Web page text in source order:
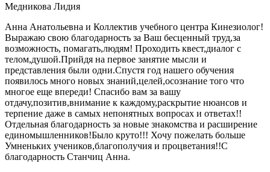
Медникова Лидия
Анна Анатольевна и Коллектив учебного центра Кинезиолог!
Выражаю свою благодарность за Ваш бесценный труд,за
возможность, помагать,людям! Проходить квест,диалог с
телом,душой.Прийдя на первое занятие мысли и
представления были одни.Спустя год нашего обучения
появилось много новых знаний,целей,осознание того что
многое еще впереди! Спасибо вам за вашу
отдачу,позитив,внимание к каждому,раскрытие нюансов и
терпение даже в самых непонятных вопросах и ответах!!
Отдельная благодарность за новые знакомства и расширение
единомышленников!Было круто!!! Хочу пожелать больше
Умненьких учеников,благополучия и процветания!!С
благодарность Станчиц Анна.